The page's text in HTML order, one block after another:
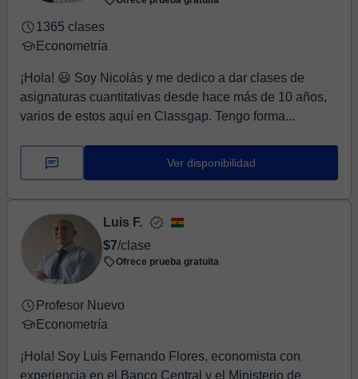
1365 clases
Econometría
¡Hola! 😃 Soy Nicolás y me dedico a dar clases de
asignaturas cuantitativas desde hace más de 10 años,
varios de estos aquí en Classgap. Tengo forma...
Ver disponibilidad
Luis F.
$7/clase
Ofrece prueba gratuita
Profesor Nuevo
Econometría
¡Hola! Soy Luis Fernando Flores, economista con
experiencia en el Banco Central y el Ministerio de